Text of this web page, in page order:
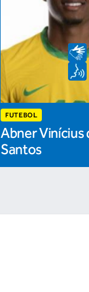
FUTEBOL
Abner Vinícius
Santos